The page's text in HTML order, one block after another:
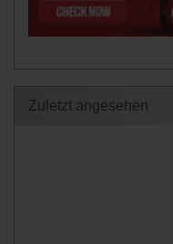
Zuletzt angesehen